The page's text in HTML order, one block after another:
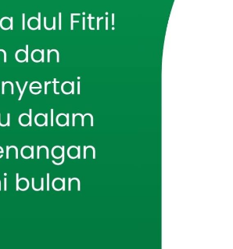
ISSUE.CO.ID,PAMEKASAN – Babinsa
Syaiful Anam yang bertugas di Desa
komunikasi sosial (komsos) bersama
Kegiatan tersebut dilakukan dengan
membantu menjemur hasil panen gabah
Desa Larangan Luar, Kecamatan
membantu proses penjemuran gabah,